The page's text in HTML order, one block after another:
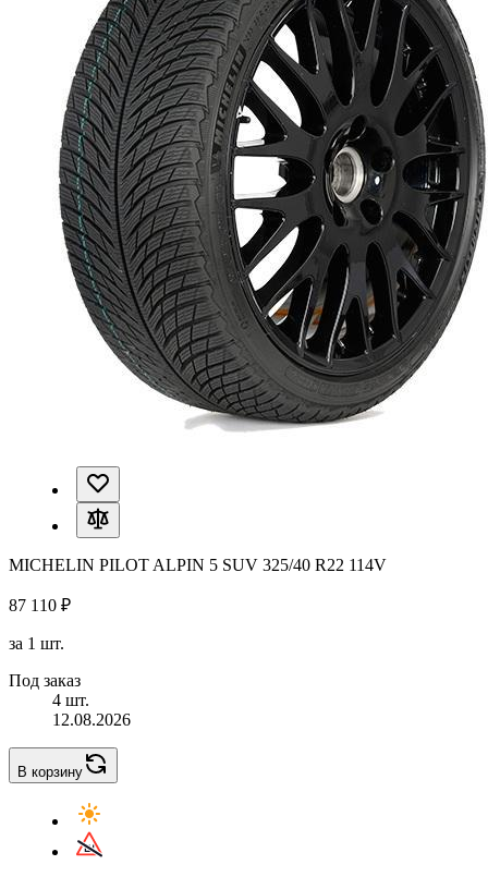
MICHELIN PILOT ALPIN 5 SUV 325/40 R22 114V
87 110 ₽
за 1 шт.
Под заказ
4 шт.
12.08.2026
В корзину